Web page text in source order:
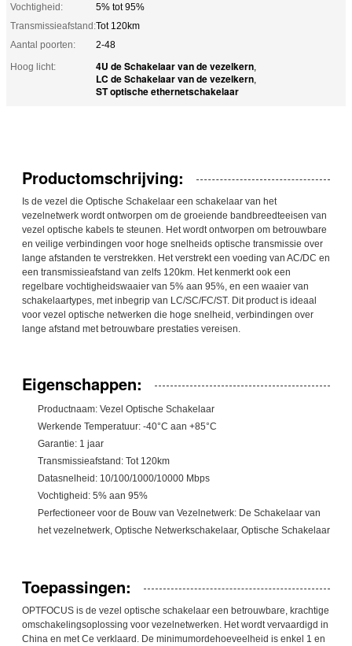
Vochtigheid:
5% tot 95%
Transmissieafstand:Tot 120km
Aantal poorten:
2-48
Hoog licht:
4U de Schakelaar van de vezelkern,
LC de Schakelaar van de vezelkern,
ST optische ethernetschakelaar
Productomschrijving:
Is de vezel die Optische Schakelaar een schakelaar van het
vezelnetwerk wordt ontworpen om de groeiende bandbreedteeisen van
vezel optische kabels te steunen. Het wordt ontworpen om betrouwbare
en veilige verbindingen voor hoge snelheids optische transmissie over
lange afstanden te verstrekken. Het verstrekt een voeding van AC/DC en
een transmissieafstand van zelfs 120km. Het kenmerkt ook een
regelbare vochtigheidswaaier van 5% aan 95%, en een waaier van
schakelaartypes, met inbegrip van LC/SC/FC/ST. Dit product is ideaal
voor vezel optische netwerken die hoge snelheid, verbindingen over
lange afstand met betrouwbare prestaties vereisen.
Eigenschappen:
Productnaam: Vezel Optische Schakelaar
Werkende Temperatuur: -40°C aan +85°C
Garantie: 1 jaar
Transmissieafstand: Tot 120km
Datasnelheid: 10/100/1000/10000 Mbps
Vochtigheid: 5% aan 95%
Perfectioneer voor de Bouw van Vezelnetwerk: De Schakelaar van
het vezelnetwerk, Optische Netwerkschakelaar, Optische Schakelaar
Toepassingen:
OPTFOCUS is de vezel optische schakelaar een betrouwbare, krachtige
omschakelingsoplossing voor vezelnetwerken. Het wordt vervaardigd in
China en met Ce verklaard. De minimumordehoeveelheid is enkel 1 en